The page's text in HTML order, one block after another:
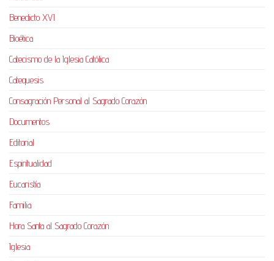
Benedicto XVI
Bioética
Catecismo de la Iglesia Católica
Catequesis
Consagración Personal al Sagrado Corazón
Documentos
Editorial
Espiritualidad
Eucaristía
Familia
Hora Santa al Sagrado Corazón
Iglesia